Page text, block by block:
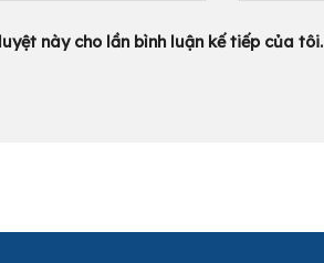
này cho lần bình luận kế tiếp của tôi.